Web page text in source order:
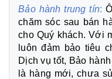
Bảo hành trung tín:
chăm sóc sau bán
cho Quý khách. Với
luôn đảm bảo tiêu
Dịch vụ tốt, Bảo
là hàng mới, chưa